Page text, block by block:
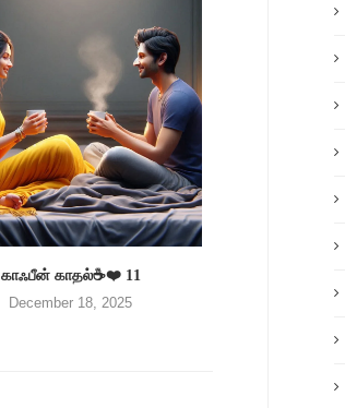
காஃபீன் காதல்☕❤️ 11
December 18, 2025